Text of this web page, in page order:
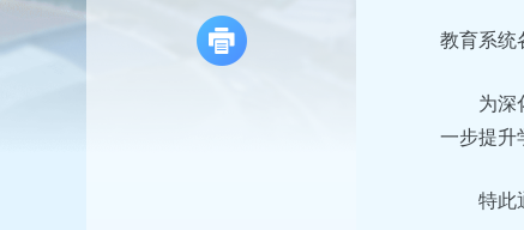
教育系统
为深
一步提升
特此